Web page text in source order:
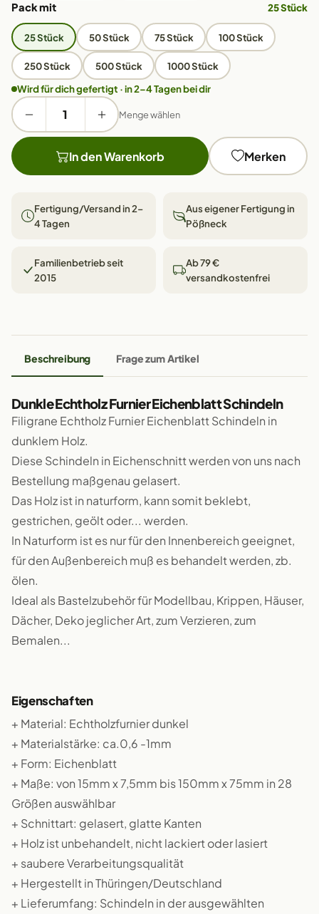
Pack mit 25 Stück
25 Stück 50 Stück 75 Stück 100 Stück
250 Stück 500 Stück
1000 Stück
Wird für dich gefertigt · in 2–4 Tagen bei dir
Menge wählen
In den Warenkorb Merken
Fertigung/Versand in 2–
4 Tagen
Aus eigener Fertigung in
Pößneck
Familienbetrieb seit
2015
Ab 79 €
versandkostenfrei
Beschreibung Frage zum Artikel
Dunkle Echtholz Furnier Eichenblatt Schindeln
Filigrane Echtholz Furnier Eichenblatt Schindeln in
dunklem Holz.
Diese Schindeln in Eichenschnitt werden von uns nach
Bestellung maßgenau gelasert.
Das Holz ist in naturform, kann somit beklebt,
gestrichen, geölt oder... werden.
In Naturform ist es nur für den Innenbereich geeignet,
für den Außenbereich muß es behandelt werden, zb.
ölen.
Ideal als Bastelzubehör für Modellbau, Krippen, Häuser,
Dächer, Deko jeglicher Art, zum Verzieren, zum
Bemalen...
Eigenschaften
+ Material: Echtholzfurnier dunkel
+ Materialstärke: ca.0,6 -1mm
+ Form: Eichenblatt
+ Maße: von 15mm x 7,5mm bis 150mm x 75mm in 28
Größen auswählbar
+ Schnittart: gelasert, glatte Kanten
+ Holz ist unbehandelt, nicht lackiert oder lasiert
+ saubere Verarbeitungsqualität
+ Hergestellt in Thüringen/Deutschland
+ Lieferumfang: Schindeln in der ausgewählten